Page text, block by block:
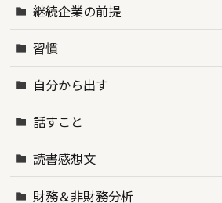
継続企業の前提
習慣
自分から出す
話すこと
読書感想文
財務＆非財務分析